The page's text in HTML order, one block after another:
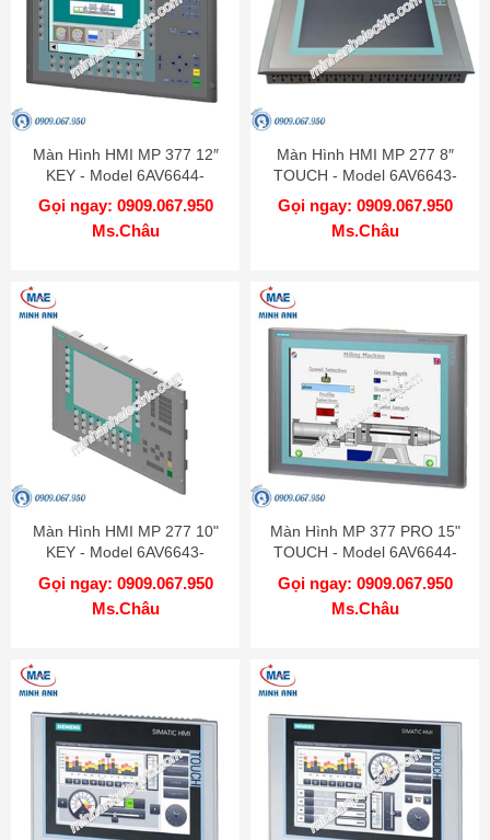
Màn Hình HMI MP 377 12″
KEY - Model 6AV6644-
0BA01-2AX1
Gọi ngay: 0909.067.950
Ms.Châu
Màn Hình HMI MP 277 8″
TOUCH - Model 6AV6643-
0CB01-1AX2
Gọi ngay: 0909.067.950
Ms.Châu
Màn Hình HMI MP 277 10"
KEY - Model 6AV6643-
0DD01-1AX2
Gọi ngay: 0909.067.950
Ms.Châu
Màn Hình MP 377 PRO 15"
TOUCH - Model 6AV6644-
2AB01-2AX0
Gọi ngay: 0909.067.950
Ms.Châu